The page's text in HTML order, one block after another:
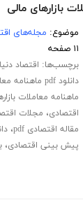
بازارهای مالی
موضوع: مجله‌های
۱۱ صفحه
برچسب‌ها: اقتصاد دنیا
دانلود pdf ماهنامه معاملات بازارهای مالی
ماهنامه معاملات
اقتصادی، مجلات
مقاله اقتصادی pdf ،
پیش بینی اقتصادی،